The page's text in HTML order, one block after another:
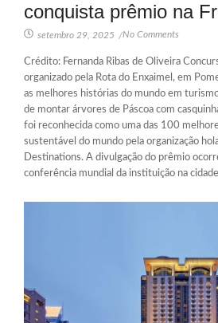
conquista prêmio na
setembro 29, 2025 /No Comments
Crédito: Fernanda Ribas de Oliveira
organizado pela Rota do Enxaimel, em
as melhores histórias do mundo em
de montar árvores de Páscoa com
foi reconhecida como uma das 100
sustentável do mundo pela organização
Destinations. A divulgação do prêmio
conferência mundial da instituição na